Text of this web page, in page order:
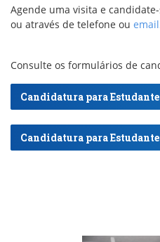
Agende uma visita e
ou através de telefone ou email
Consulte os formulários de
Candidatura para
Candidatura para